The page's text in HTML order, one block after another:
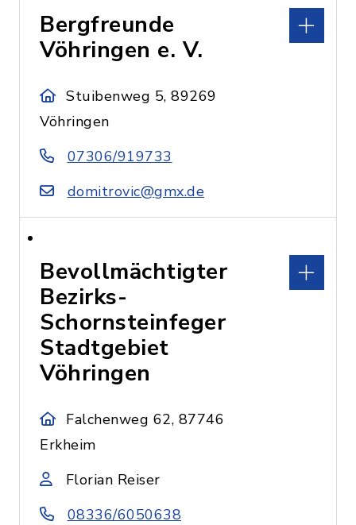
Bergfreunde
Vöhringen e. V.
Stuibenweg 5, 89269
Vöhringen
07306/919733
domitrovic@gmx.de
Bevollmächtigter
Bezirks-
Schornsteinfeger
Stadtgebiet
Vöhringen
Falchenweg 62, 87746
Erkheim
Florian Reiser
08336/6050638